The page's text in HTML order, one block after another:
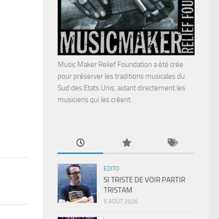
Music Maker Relief Foundation a été crée
pour préserver les traditions musicales du
Sud des Etats Unis, aidant directement les
musiciens qui les créent.
EDITO
SI TRISTE DE VOIR PARTIR
TRISTAM
5 AOÛT 2026